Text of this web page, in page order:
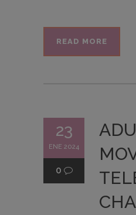
READ MORE
23
ENE 2024
0